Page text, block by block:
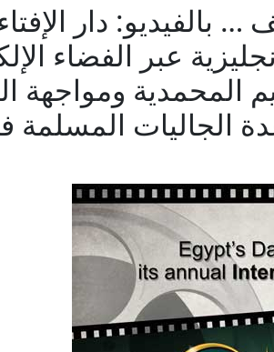
بالفيديو: دار
عبر الفضاء
المحمدية ومواجهة
الجاليات المسلمة